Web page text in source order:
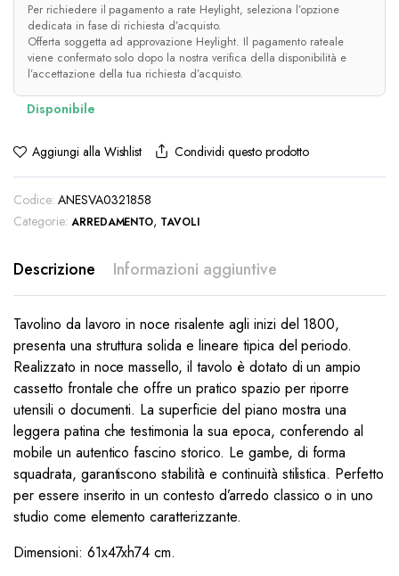
Per richiedere il pagamento a rate Heylight, seleziona l’opzione
dedicata in fase di richiesta d’acquisto.
Offerta soggetta ad approvazione Heylight. Il pagamento rateale
viene confermato solo dopo la nostra verifica della disponibilità e
l’accettazione della tua richiesta d’acquisto.
Aggiungi alla Wishlist Condividi questo prodotto
Codice: ANESVA0321858
Categorie: ARREDAMENTO, TAVOLI
Descrizione Informazioni aggiuntive
Tavolino da lavoro in noce risalente agli inizi del 1800,
presenta una struttura solida e lineare tipica del periodo.
Realizzato in noce massello, il tavolo è dotato di un ampio
cassetto frontale che offre un pratico spazio per riporre
utensili o documenti. La superficie del piano mostra una
leggera patina che testimonia la sua epoca, conferendo al
mobile un autentico fascino storico. Le gambe, di forma
squadrata, garantiscono stabilità e continuità stilistica. Perfetto
per essere inserito in un contesto d’arredo classico o in uno
studio come elemento caratterizzante.
Dimensioni: 61x47xh74 cm.